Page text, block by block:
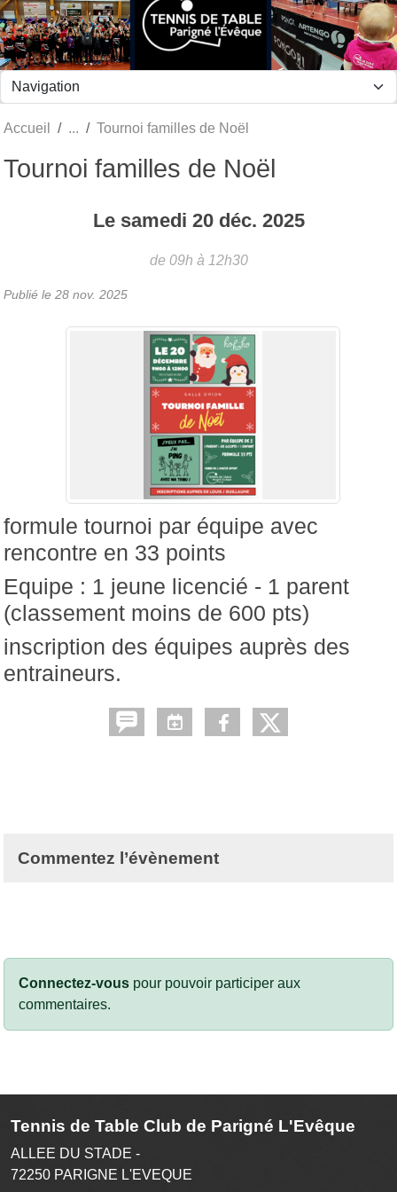
Accueil Tournoi familles de Noël
Tournoi familles de Noël
Le samedi 20 déc. 2025
de 09h à 12h30
Publié le 28 nov. 2025
formule tournoi par équipe avec
rencontre en 33 points
Equipe : 1 jeune licencié - 1 parent
(classement moins de 600 pts)
inscription des équipes auprès des
entraineurs.
Commentez l’évènement
Connectez-vous pour pouvoir participer aux
commentaires.
Tennis de Table Club de Parigné L'Evêque
ALLEE DU STADE -
72250 PARIGNE L'EVEQUE
Panneau de gestion des cookies